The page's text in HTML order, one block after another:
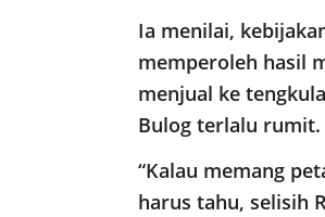
Ia menilai,
memperoleh hasil
menjual ke
Bulog terlalu rumit.
“Kalau memang
harus tahu, selisih